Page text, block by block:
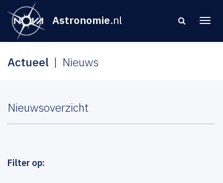
Astronomie.nl
Actueel Nieuws
Nieuwsoverzicht
Filter op: